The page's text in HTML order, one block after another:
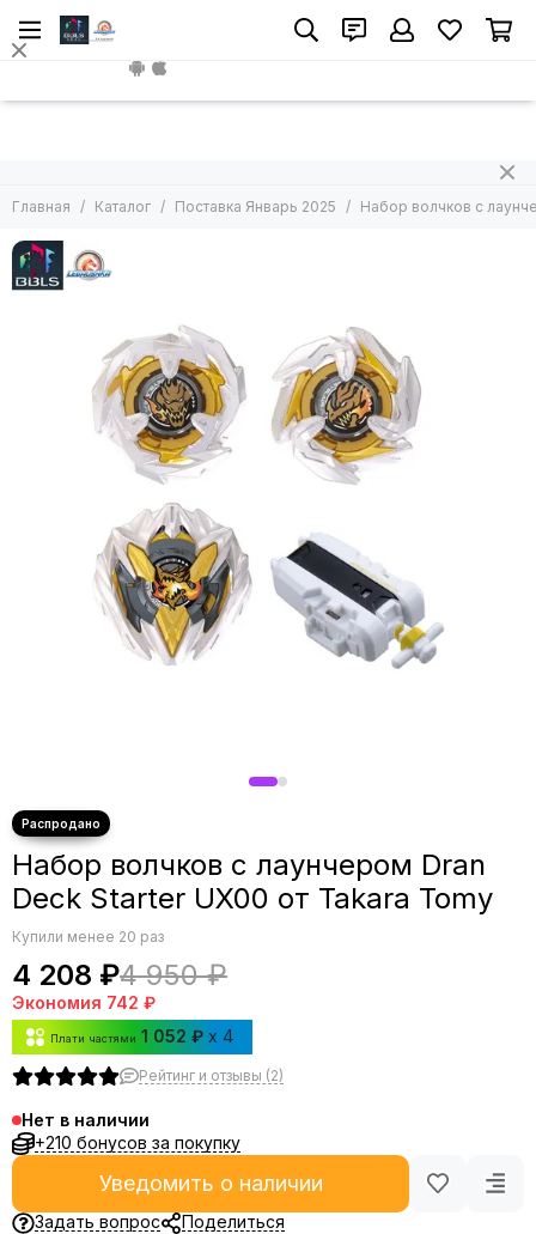
Главная Каталог Поставка Январь 2025 Набор волчков с
Набор волчков с лаунчером Dran
Deck Starter UX00 от Takara Tomy
Купили менее 20 раз
4 208 ₽4 950 ₽
Экономия 742 ₽
Плати частями 1 052 ₽ x 4
Рейтинг и отзывы (2)
Нет в наличии
+210 бонусов за покупку
Уведомить о наличии
Задать вопрос Поделиться